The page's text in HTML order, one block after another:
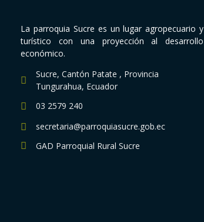
La parroquia Sucre es un lugar agropecuario y
turístico con una proyección al desarrollo
económico.
Sucre, Cantón Patate , Provincia
Tungurahua, Ecuador
03 2579 240
secretaria@parroquiasucre.gob.ec
GAD Parroquial Rural Sucre